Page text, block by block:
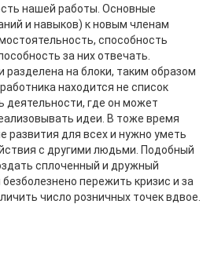
нашей работы. Основные
и навыков) к новым членам
способность
за них отвечать.
разделена на блоки, таким образом
находится не список
деятельности, где он может
идеи. В тоже время
развития для всех и нужно уметь
с другими людьми. Подобный
сплоченный и дружный
пережить кризис и за
число розничных точек вдвое.